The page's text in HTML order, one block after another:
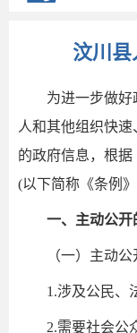
汶川
为进一步做
人和其他组织快
的政府信息，根据
(以下简称《条例
一、主动公开
（一）主动公
1.涉及公民、
2.需要社会公